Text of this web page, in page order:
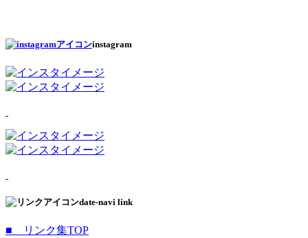
instagram
date-navi link
■ リンク集TOP